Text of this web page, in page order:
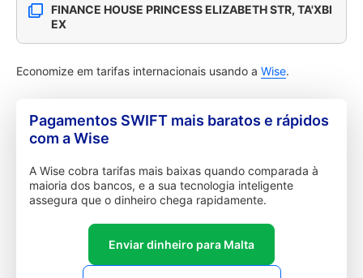
FINANCE HOUSE PRINCESS ELIZABETH STR, TA'XBI
EX
Economize em tarifas internacionais usando a Wise.
Pagamentos SWIFT mais baratos e rápidos
com a Wise
A Wise cobra tarifas mais baixas quando comparada à
maioria dos bancos, e a sua tecnologia inteligente
assegura que o dinheiro chega rapidamente.
Enviar dinheiro para Malta